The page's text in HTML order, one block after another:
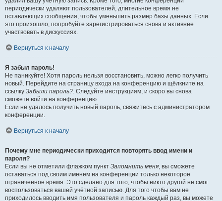
периодически удаляют пользователей, длительное время не
оставляющих сообщения, чтобы уменьшить размер базы данных. Если
это произошло, попробуйте зарегистрироваться снова и активнее
участвовать в дискуссиях.
Вернуться к началу
Я забыл пароль!
Не паникуйте! Хотя пароль нельзя восстановить, можно легко получить
новый. Перейдите на страницу входа на конференцию и щёлкните на
ссылку Забыли пароль?. Следуйте инструкциям, и скоро вы снова
сможете войти на конференцию.
Если не удалось получить новый пароль, свяжитесь с администратором
конференции.
Вернуться к началу
Почему мне периодически приходится повторять ввод имени и
пароля?
Если вы не отметили флажком пункт Запомнить меня, вы сможете
оставаться под своим именем на конференции только некоторое
ограниченное время. Это сделано для того, чтобы никто другой не смог
воспользоваться вашей учётной записью. Для того чтобы вам не
приходилось вводить имя пользователя и пароль каждый раз, вы можете